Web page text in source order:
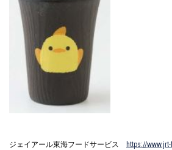
ジェイアール東海フードサービス https://